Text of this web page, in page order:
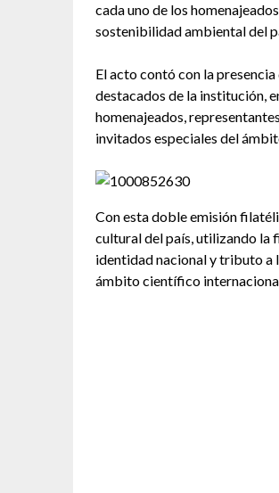
cada uno de los
sostenibilidad ambiental del
El acto contó con la
destacados de la institución,
homenajeados,
invitados especiales del
Con esta doble emisión
cultural del país, utilizando la
identidad nacional y tributo a
ámbito científico